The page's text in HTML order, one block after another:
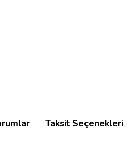
Taksit Seçenekleri